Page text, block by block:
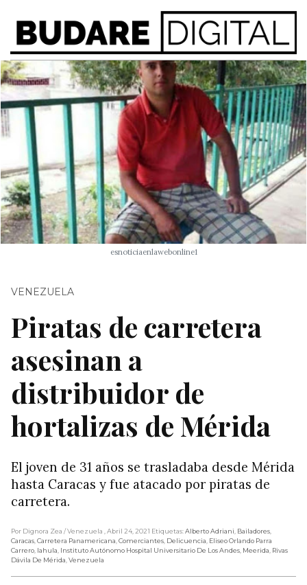
esnoticiaenlawebonline1
VENEZUELA
Piratas de carretera
asesinan a
distribuidor de
hortalizas de Mérida
El joven de 31 años se trasladaba desde Mérida
hasta Caracas y fue atacado por piratas de
carretera.
Por Dignora Zea / Venezuela , Abril 24, 2021 Etiquetas:Alberto Adriani, Bailadores,
Caracas,Carretera Panamericana,Comerciantes, Delicuencia, Eliseo Orlando Parra
Carrero, Iahula, Instituto Autónomo Hospital Universitario De Los Andes, Meerida, Rivas
Dávila De Mérida,Venezuela